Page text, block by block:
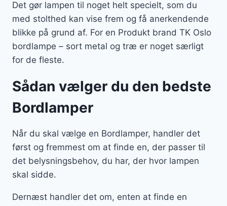
Det gør lampen til noget helt specielt, som du
med stolthed kan vise frem og få anerkendende
blikke på grund af. For en Produkt brand TK Oslo
bordlampe – sort metal og træ er noget særligt
for de fleste.
Sådan vælger du den bedste
Bordlamper
Når du skal vælge en Bordlamper, handler det
først og fremmest om at finde en, der passer til
det belysningsbehov, du har, der hvor lampen
skal sidde.
Dernæst handler det om, enten at finde en